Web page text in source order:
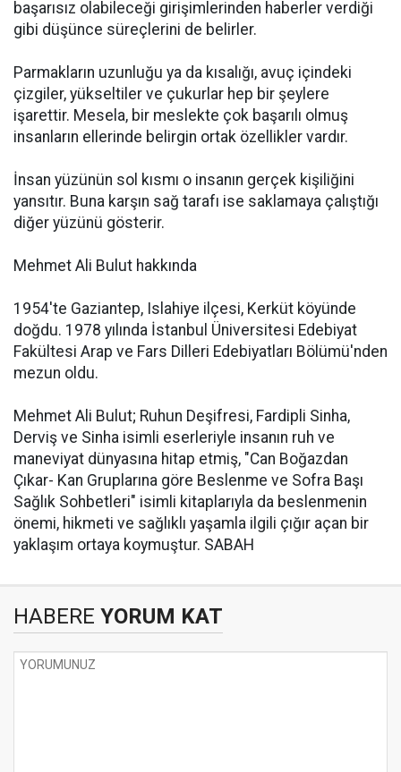
başarısız olabileceği girişimlerinden haberler verdiği
gibi düşünce süreçlerini de belirler.
Parmakların uzunluğu ya da kısalığı, avuç içindeki
çizgiler, yükseltiler ve çukurlar hep bir şeylere
işarettir. Mesela, bir meslekte çok başarılı olmuş
insanların ellerinde belirgin ortak özellikler vardır.
İnsan yüzünün sol kısmı o insanın gerçek kişiliğini
yansıtır. Buna karşın sağ tarafı ise saklamaya çalıştığı
diğer yüzünü gösterir.
Mehmet Ali Bulut hakkında
1954'te Gaziantep, Islahiye ilçesi, Kerküt köyünde
doğdu. 1978 yılında İstanbul Üniversitesi Edebiyat
Fakültesi Arap ve Fars Dilleri Edebiyatları Bölümü'nden
mezun oldu.
Mehmet Ali Bulut; Ruhun Deşifresi, Fardipli Sinha,
Derviş ve Sinha isimli eserleriyle insanın ruh ve
maneviyat dünyasına hitap etmiş, "Can Boğazdan
Çıkar- Kan Gruplarına göre Beslenme ve Sofra Başı
Sağlık Sohbetleri" isimli kitaplarıyla da beslenmenin
önemi, hikmeti ve sağlıklı yaşamla ilgili çığır açan bir
yaklaşım ortaya koymuştur. SABAH
HABERE YORUM KAT